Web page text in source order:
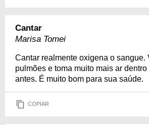
Cantar
Marisa Tomei
Cantar realmente oxigena o sangue.
pulmões e toma muito mais ar
antes. É muito bom para sua saúde.
COPIAR